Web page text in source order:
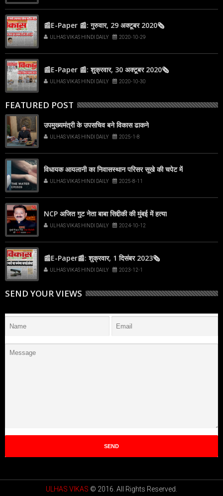
📰E-Paper 📰: गुरुवार, 29 अक्टूबर 2020🗞
ULHAS VIKAS HINDI DAILY 2020-10-29
📰E-Paper 📰: शुक्रवार, 30 अक्टूबर 2020🗞
ULHAS VIKAS HINDI DAILY 2020-10-30
FEATURED POST
उपमुख्यमंत्री के उपसचिव बने विकास ढाकने
ULHAS VIKAS HINDI DAILY 2025-1-8
विधायक आयलानी का निवासस्थान परिसर सूखे की चपेट में
ULHAS VIKAS HINDI DAILY 2025-8-11
NCP अजित गुट नेता बाबा सिद्दीकी की मुंबई में हत्या
ULHAS VIKAS HINDI DAILY 2024-10-12
📰E-Paper📰: शुक्रवार, 1 दिसंबर 2023🗞
ULHAS VIKAS HINDI DAILY 2023-12-1
SEND YOUR VIEWS
ULHAS VIKAS © 2016. All Rights Reserved.